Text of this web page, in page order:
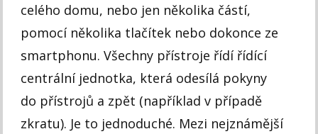
celého domu, nebo jen několika částí,
pomocí několika tlačítek nebo dokonce ze
smartphonu. Všechny přístroje řídí řídící
centrální jednotka, která odesílá pokyny
do přístrojů a zpět (například v případě
zkratu). Je to jednoduché. Mezi nejznámější